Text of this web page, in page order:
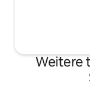
Weitere